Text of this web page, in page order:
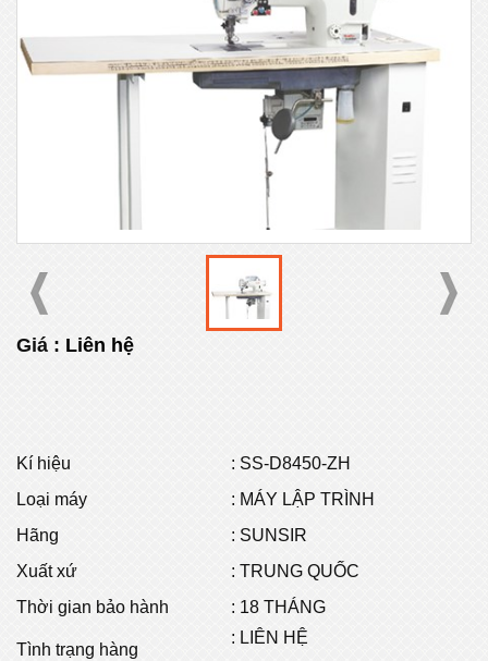
Giá : Liên hệ
Kí hiệu : SS-D8450-ZH
Loại máy
: MÁY LẬP TRÌNH
Hãng
: SUNSIR
Xuất xứ
: TRUNG QUỐC
Thời gian bảo hành
: 18 THÁNG
Tình trạng hàng
: LIÊN HỆ